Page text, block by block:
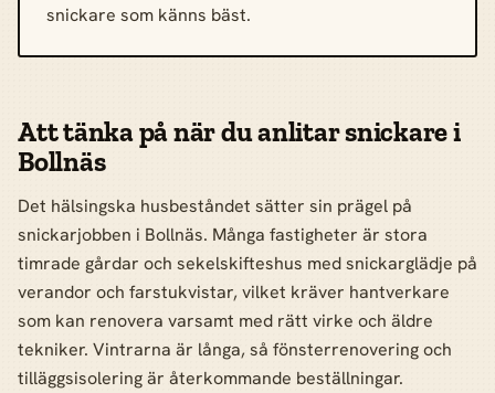
snickare som känns bäst.
Att tänka på när du anlitar snickare i
Bollnäs
Det hälsingska husbeståndet sätter sin prägel på
snickarjobben i Bollnäs. Många fastigheter är stora
timrade gårdar och sekelskifteshus med snickarglädje på
verandor och farstukvistar, vilket kräver hantverkare
som kan renovera varsamt med rätt virke och äldre
tekniker. Vintrarna är långa, så fönsterrenovering och
tilläggsisolering är återkommande beställningar.